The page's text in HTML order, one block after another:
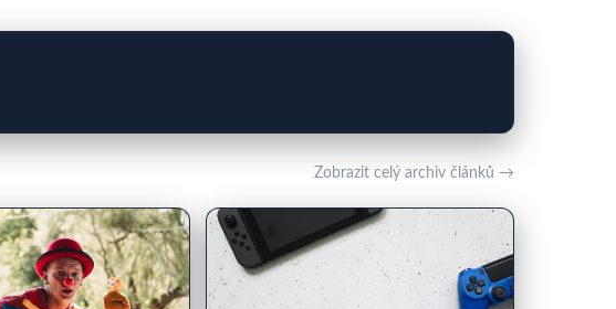
Zobrazit celý archiv článků →